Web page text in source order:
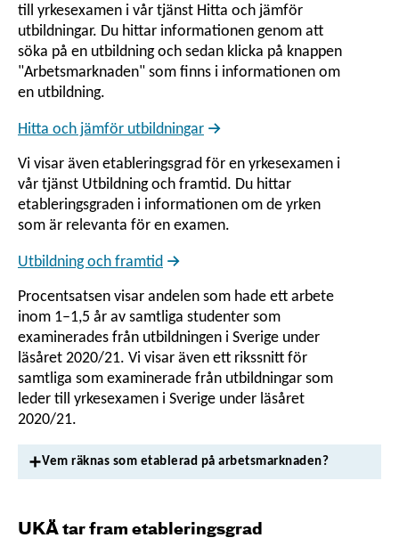
till yrkesexamen i vår tjänst Hitta och jämför
utbildningar. Du hittar informationen genom att
söka på en utbildning och sedan klicka på knappen
"Arbetsmarknaden" som finns i informationen om
en utbildning.
Hitta och jämför utbildningar
Vi visar även etableringsgrad för en yrkesexamen i
vår tjänst Utbildning och framtid. Du hittar
etableringsgraden i informationen om de yrken
som är relevanta för en examen.
Utbildning och framtid
Procentsatsen visar andelen som hade ett arbete
inom 1–1,5 år av samtliga studenter som
examinerades från utbildningen i Sverige under
läsåret 2020/21. Vi visar även ett rikssnitt för
samtliga som examinerade från utbildningar som
leder till yrkesexamen i Sverige under läsåret
2020/21.
Vem räknas som etablerad på arbetsmarknaden?
UKÄ tar fram etableringsgrad